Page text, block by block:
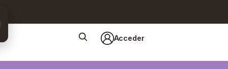
Acceder